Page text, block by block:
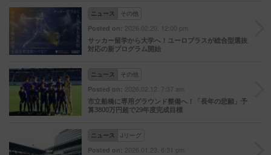
ニュース その他
Posted on: 2026.02.20. 12:00 pm
サッカー留学から大学へ！ユーロプラスが総合型選抜
対応の新プログラム開始
ニュース その他
Posted on: 2026.02.12. 7:37 am
市立船橋に専用グラウンド整備へ！「長年の悲願」予
算3800万円超で29年度完成目標
ニュース Jリーグ
Posted on: 2026.01.23. 6:31 pm